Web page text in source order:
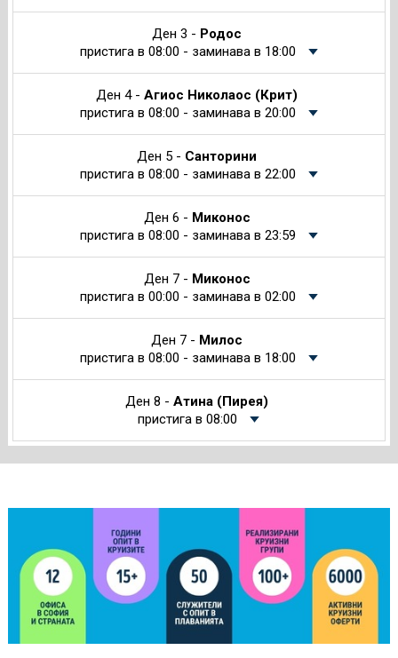
Ден 3 - Родос
пристига в 08:00 - заминава в 18:00
Ден 4 -Агиос Николаос (Крит)
пристига в 08:00 - заминава в 20:00
Ден 5 - Санторини
пристига в 08:00 - заминава в 22:00
Ден 6 - Миконос
пристига в 08:00 - заминава в 23:59
Ден 7 - Миконос
пристига в 00:00 - заминава в 02:00
Ден 7 - Милос
пристига в 08:00 - заминава в 18:00
Ден 8 -Атина (Пирея)
пристига в 08:00